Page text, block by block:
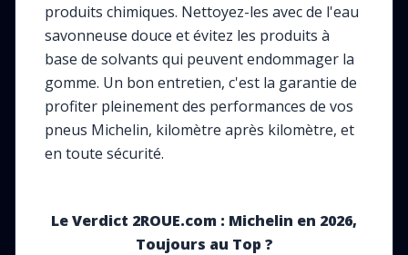
produits chimiques. Nettoyez-les avec de l'eau
savonneuse douce et évitez les produits à
base de solvants qui peuvent endommager la
gomme. Un bon entretien, c'est la garantie de
profiter pleinement des performances de vos
pneus Michelin, kilomètre après kilomètre, et
en toute sécurité.
Le Verdict 2ROUE.com : Michelin en 2026,
Toujours au Top ?